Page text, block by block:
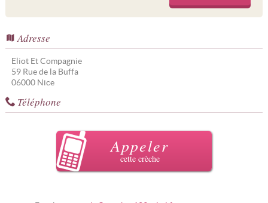
Adresse
Eliot Et Compagnie
59 Rue de la Buffa
06000 Nice
Téléphone
Appeler
cette crèche